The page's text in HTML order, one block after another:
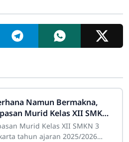
Namun Bermakna,
Murid Kelas XII SMKN
Berlangsung Khidmat
Murid Kelas XII SMKN 3
tahun ajaran 2025/2026